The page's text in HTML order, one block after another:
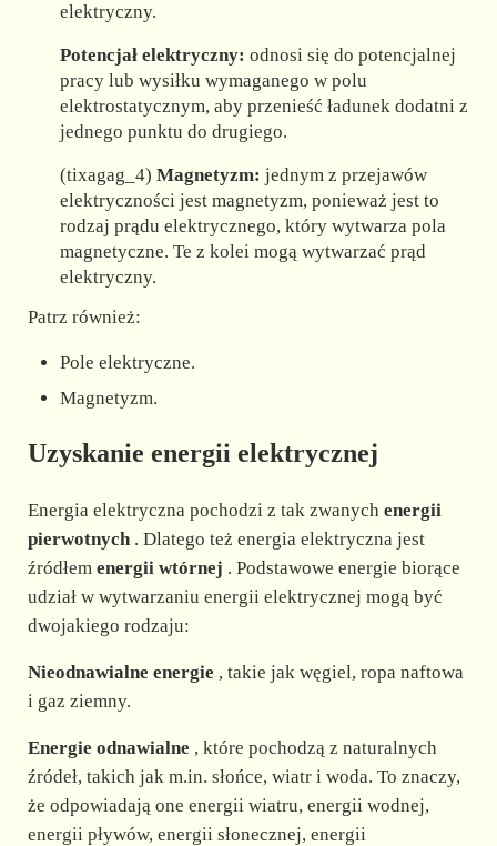
elektryczny.
Potencjał elektryczny: odnosi się do potencjalnej
pracy lub wysiłku wymaganego w polu
elektrostatycznym, aby przenieść ładunek dodatni z
jednego punktu do drugiego.
(tixagag_4)Magnetyzm: jednym z przejawów
elektryczności jest magnetyzm, ponieważ jest to
rodzaj prądu elektrycznego, który wytwarza pola
magnetyczne. Te z kolei mogą wytwarzać prąd
elektryczny.
Patrz również:
Pole elektryczne.
Magnetyzm.
Uzyskanie energii elektrycznej
Energia elektryczna pochodzi z tak zwanych energii
pierwotnych. Dlatego też energia elektryczna jest
źródłem energii wtórnej . Podstawowe energie biorące
udział w wytwarzaniu energii elektrycznej mogą być
dwojakiego rodzaju:
Nieodnawialne energie , takie jak węgiel, ropa naftowa
i gaz ziemny.
Energie odnawialne , które pochodzą z naturalnych
źródeł, takich jak m.in. słońce, wiatr i woda. To znaczy,
że odpowiadają one energii wiatru, energii wodnej,
energii pływów, energii słonecznej, energii